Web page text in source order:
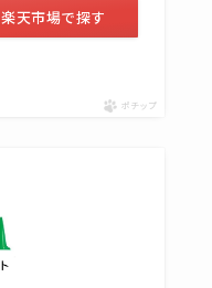
楽天市場で探す
ポチップ